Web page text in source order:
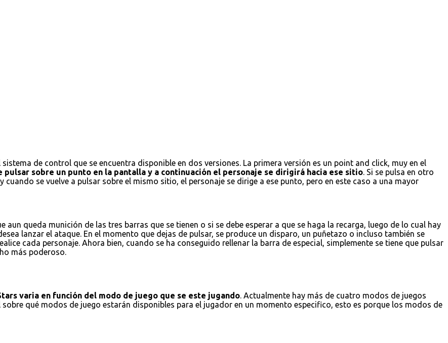
de control que se encuentra disponible en dos versiones. La primera versión es un point and click, muy en el
pulsar sobre un punto en la pantalla y a continuación el personaje se dirigirá hacia ese sitio. Si se pulsa en otro
se vuelve a pulsar sobre el mismo sitio, el personaje se dirige a ese punto, pero en este caso a una mayor
aun queda munición de las tres barras que se tienen o si se debe esperar a que se haga la recarga, luego de lo cual hay
lanzar el ataque. En el momento que dejas de pulsar, se produce un disparo, un puñetazo o incluso también se
cada personaje. Ahora bien, cuando se ha conseguido rellenar la barra de especial, simplemente se tiene que pulsar
más poderoso.
varia en función del modo de juego que se este jugando. Actualmente hay más de cuatro modos de juegos
qué modos de juego estarán disponibles para el jugador en un momento especifico, esto es porque los modos de